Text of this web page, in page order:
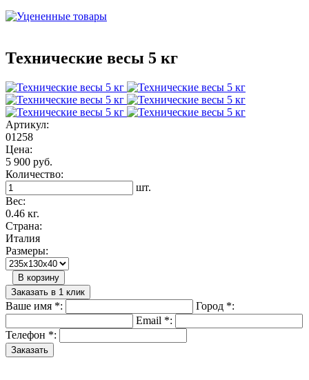
Технические весы 5 кг
Артикул:
01258
Цена:
5 900 руб.
Количество:
шт.
Вес:
0.46 кг.
Страна:
Италия
Размеры:
В корзину
Заказать в 1 клик
Ваше имя *: Город *:
Email *:
Телефон *: